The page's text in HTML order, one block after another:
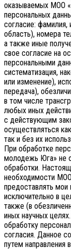
оказываемых МОО
персональных
согласие: фамилия,
область), номера
а также иные
свое согласие на
персональными
систематизация,
или изменение),
передача),
в том числе
любых иных
с действующим
осуществляться
так и без их
При обработке
молодежь Юга» не
обработки.
необходимости
предоставлять
исключительно в
также (в
иных научных
обработку
согласия. Данное
путем